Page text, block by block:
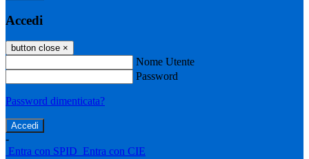
Accedi
button close ×
Nome Utente
Password
Password dimenticata?
-
Entra con SPID Entra con CIE